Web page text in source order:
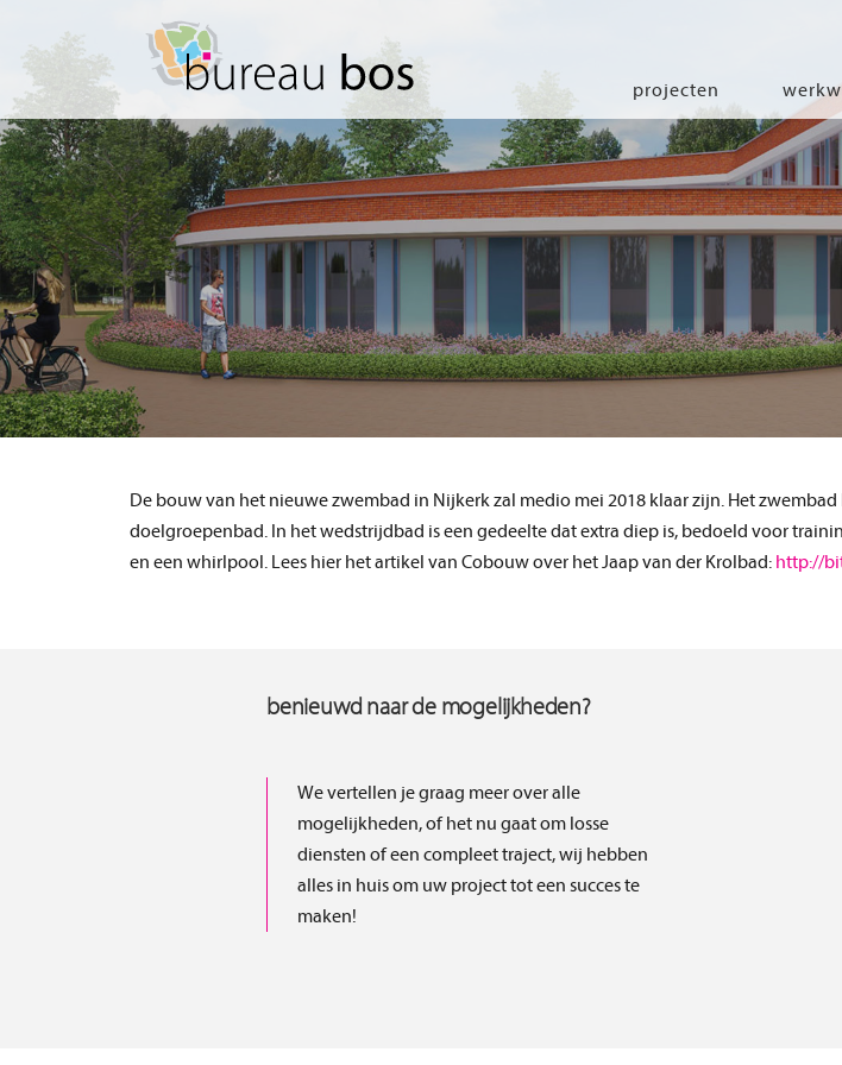
naar
hoofdnavigatie
naar
hoofd
inhoud
projecten
De bouw van het nieuwe zwembad in Nijkerk zal medio mei 2018 klaar zijn. Het
doelgroepenbad. In het wedstrijdbad is een gedeelte dat extra diep is, bedoeld voor
en een whirlpool. Lees hier het artikel van Cobouw over het Jaap van der Krolbad: http://
benieuwd naar de mogelijkheden?
We vertellen je graag meer over alle
mogelijkheden, of het nu gaat om losse
diensten of een compleet traject, wij hebben
alles in huis om uw project tot een succes te
maken!